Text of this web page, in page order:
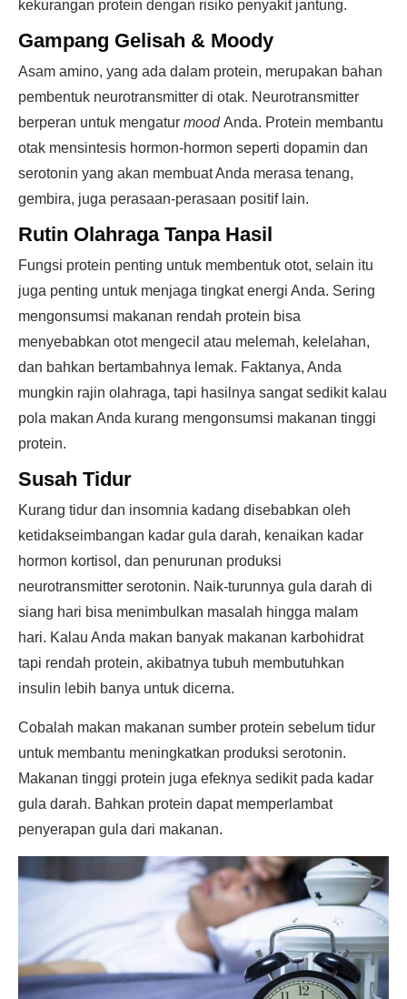
kekurangan protein dengan risiko penyakit jantung.
Gampang Gelisah & Moody
Asam amino, yang ada dalam protein, merupakan bahan
pembentuk neurotransmitter di otak. Neurotransmitter
berperan untuk mengatur moodAnda. Protein membantu
otak mensintesis hormon-hormon seperti dopamin dan
serotonin yang akan membuat Anda merasa tenang,
gembira, juga perasaan-perasaan positif lain.
Rutin Olahraga Tanpa Hasil
Fungsi protein penting untuk membentuk otot, selain itu
juga penting untuk menjaga tingkat energi Anda. Sering
mengonsumsi makanan rendah protein bisa
menyebabkan otot mengecil atau melemah, kelelahan,
dan bahkan bertambahnya lemak. Faktanya, Anda
mungkin rajin olahraga, tapi hasilnya sangat sedikit kalau
pola makan Anda kurang mengonsumsi makanan tinggi
protein.
Susah Tidur
Kurang tidur dan insomnia kadang disebabkan oleh
ketidakseimbangan kadar gula darah, kenaikan kadar
hormon kortisol, dan penurunan produksi
neurotransmitter serotonin. Naik-turunnya gula darah di
siang hari bisa menimbulkan masalah hingga malam
hari. Kalau Anda makan banyak makanan karbohidrat
tapi rendah protein, akibatnya tubuh membutuhkan
insulin lebih banya untuk dicerna.
Cobalah makan makanan sumber protein sebelum tidur
untuk membantu meningkatkan produksi serotonin.
Makanan tinggi protein juga efeknya sedikit pada kadar
gula darah. Bahkan protein dapat memperlambat
penyerapan gula dari makanan.